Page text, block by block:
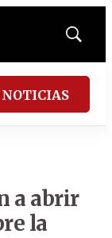
Mostrar
a abrir
la